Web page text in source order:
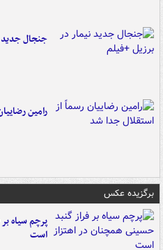
جنجال جدید
رامین
برگزیده عکس
پرچم سیاه
است